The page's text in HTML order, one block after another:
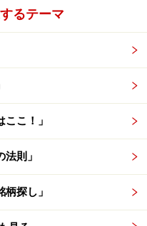
平均線がどの程度離れ
。移動平均線とは、上
かれている線のことで
は5日移動平均線、25日
日移動平均線が表示さ
れているのかを数値化
るテーマ
こ！」
則」
探し」